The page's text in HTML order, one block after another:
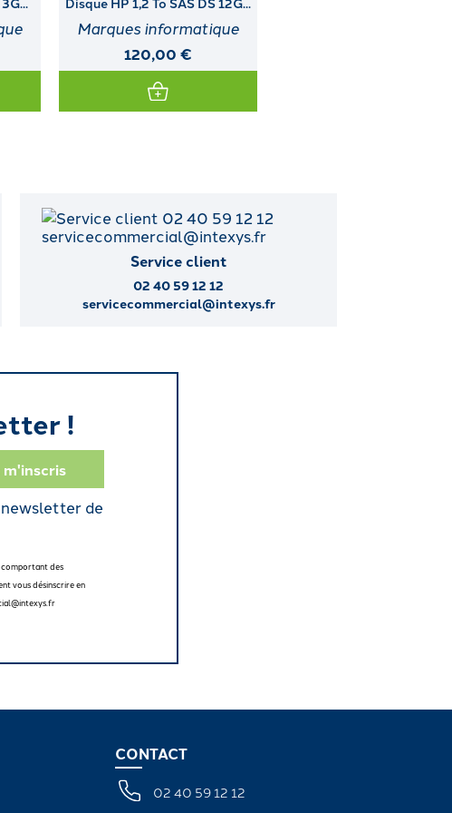
Imprimante DIGITAL (LA30W-
A3)
Service client
02 40 59 12 12
servicecommercial@intexys.fr
!
de
comportant des
vous désinscrire en
CONTACT
02 40 59 12 12